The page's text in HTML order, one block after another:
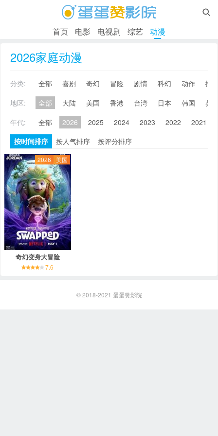

首页 电影 电视剧 综艺 动漫
2026家庭动漫
分类: 全部 喜剧 奇幻 冒险 剧情 科幻 动作
搞
地区:
全部 大陆 美国 香港 台湾 日本 韩国
英
年代:
全部 2026 2025 2024 2023 2022 2021
按时间排序
按人气排序 按评分排序
2026 美国
奇幻变身大冒险
7.6
© 2018-2021 蛋蛋赞影院